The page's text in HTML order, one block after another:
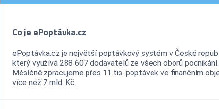
Co je ePoptávka.cz
ePoptávka.cz je největší poptávkový systém v České
který využívá 288 607 dodavatelů ze všech oborů podnikání.
Měsíčně zpracujeme přes 11 tis. poptávek ve finančním
více než 7 mld. Kč.